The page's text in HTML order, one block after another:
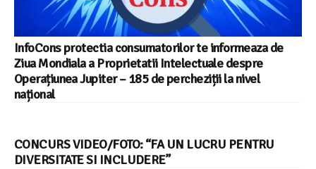
InfoCons protectia consumatorilor te informeaza de
Ziua Mondiala a Proprietatii Intelectuale despre
Operațiunea Jupiter – 185 de percheziții la nivel
național
CONCURS VIDEO/FOTO: “FA UN LUCRU PENTRU
DIVERSITATE SI INCLUDERE”